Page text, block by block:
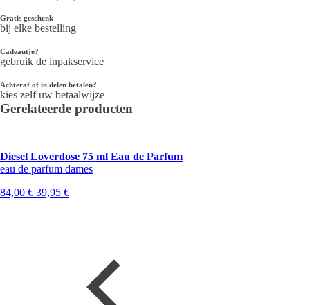
Gratis geschenk
bij elke bestelling
Cadeautje?
gebruik de inpakservice
Achteraf of in delen betalen?
kies zelf uw betaalwijze
Gerelateerde producten
Diesel Loverdose 75 ml Eau de Parfum
eau de parfum dames
84,00€ Oorspronkelijke
39,95 €Huidige